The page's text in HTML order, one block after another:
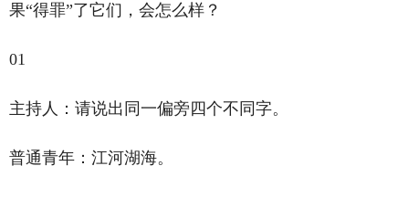
果“得罪”了它们，会怎么样？
01
主持人：请说出同一偏旁四个不同字。
普通青年：江河湖海。